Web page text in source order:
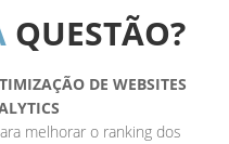
QUESTÃO?
DE WEBSITES
melhorar o ranking dos